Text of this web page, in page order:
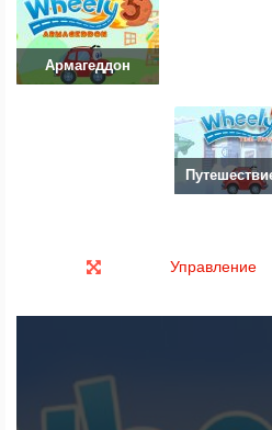
Армагеддон
Управление